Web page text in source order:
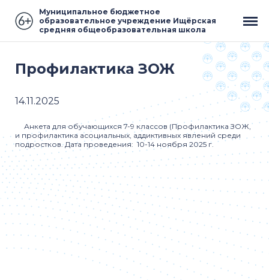
Муниципальное бюджетное
образовательное учреждение Ищёрская
средняя общеобразовательная школа
Профилактика ЗОЖ
14.11.2025
Анкета для обучающихся 7-9 классов (Профилактика ЗОЖ,
и профилактика асоциальных, аддиктивных явлений среди
подростков. Дата проведения: 10-14 ноября 2025 г.